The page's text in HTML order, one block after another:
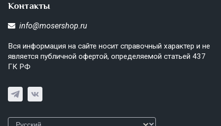
Контакты
info@mosershop.ru
Вся информация на сайте носит справочный характер и не
является публичной офертой, определяемой статьей 437
ГК РФ